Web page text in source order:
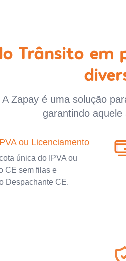
Trânsito em
A Zapay é uma solução
garantindo
ou Licenciamento
única do IPVA ou
CE sem filas e
Despachante CE.